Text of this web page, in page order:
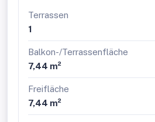
Terrassen
1
Balkon-/Terrassenfläche
7,44 m²
Freifläche
7,44 m²